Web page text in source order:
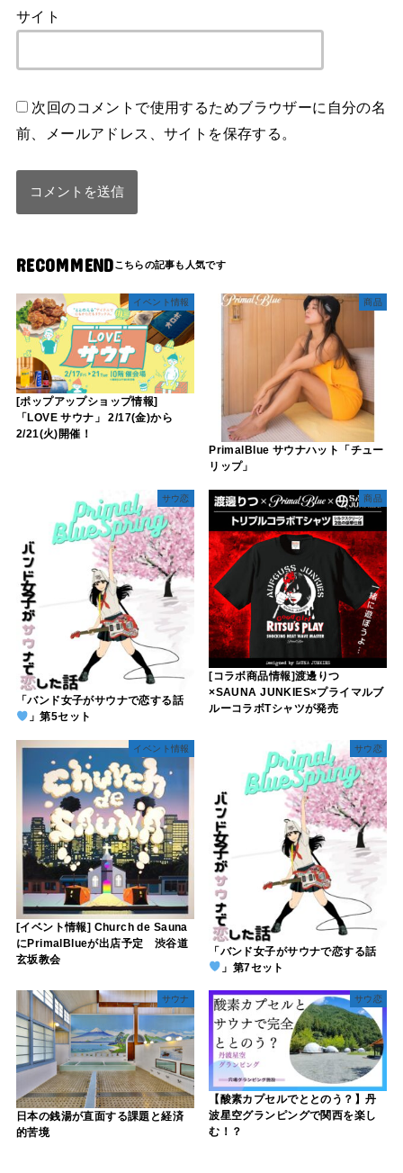
サイト
次回のコメントで使用するためブラウザーに自分の名
前、メールアドレス、サイトを保存する。
RECOMMEND
イベント情報
[ポップアップショップ情報]
「LOVE サウナ」 2/17(金)から
2/21(火)開催！
商品
PrimalBlue サウナハット「チュー
リップ」
サウ恋
「バンド女子がサウナで恋する話
」第5セット
商品
[コラボ商品情報]渡邊りつ
×SAUNA JUNKIES×プライマルブ
ルーコラボTシャツが発売
イベント情報
[イベント情報] Church de Sauna
にPrimalBlueが出店予定 渋谷道
玄坂教会
サウ恋
「バンド女子がサウナで恋する話
」第7セット
サウナ
日本の銭湯が直面する課題と経済
的苦境
サウ恋
【酸素カプセルでととのう？】丹
波星空グランピングで関西を楽し
む！？